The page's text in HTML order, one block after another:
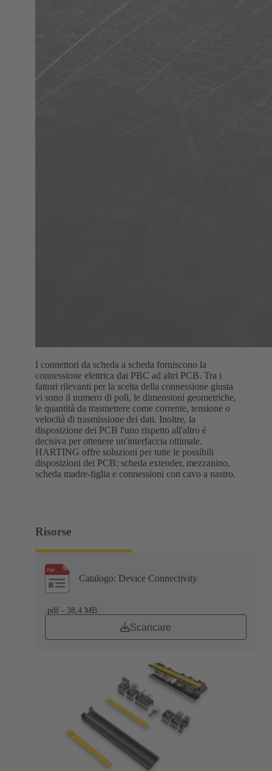
I connettori da scheda a scheda forniscono la
connessione elettrica dai PBC ad altri PCB. Tra i
fattori rilevanti per la scelta della connessione giusta
vi sono il numero di poli, le dimensioni geometriche,
le quantità da trasmettere come corrente, tensione o
velocità di trasmissione dei dati. Inoltre, la
disposizione dei PCB l'uno rispetto all'altro è
decisiva per ottenere un'interfaccia ottimale.
HARTING offre soluzioni per tutte le possibili
disposizioni dei PCB: scheda extender, mezzanino,
scheda madre-figlia e connessioni con cavo a nastro.
Risorse
Catalogo: Device Connectivity
.pdf - 38,4 MB
Scaricare